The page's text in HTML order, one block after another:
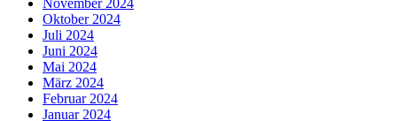
Oktober 2024
Juli 2024
Juni 2024
Mai 2024
März 2024
Februar 2024
Januar 2024